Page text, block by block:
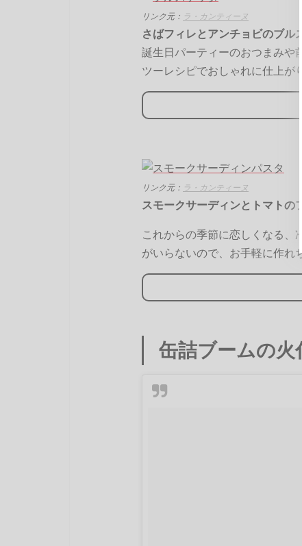
リンク元： ラ・カンティーヌ
さばフィレとアンチョビのブル
誕生日パーティーのおつまみや
ツーレシピでおしゃれに仕上が
リンク元： ラ・カンティーヌ
スモークサーディンとトマトの
これからの季節に恋しくなる、
がいらないので、お手軽に作れ
缶詰ブームの火